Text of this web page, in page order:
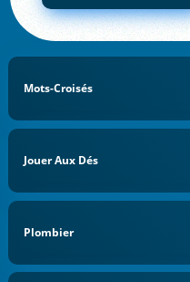
Mots-Croisés
Jouer Aux Dés
Plombier